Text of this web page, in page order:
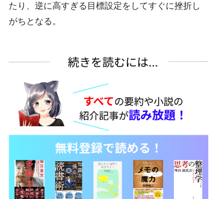
たり、逆に高すぎる目標設定をしてすぐに挫折し
がちとなる。